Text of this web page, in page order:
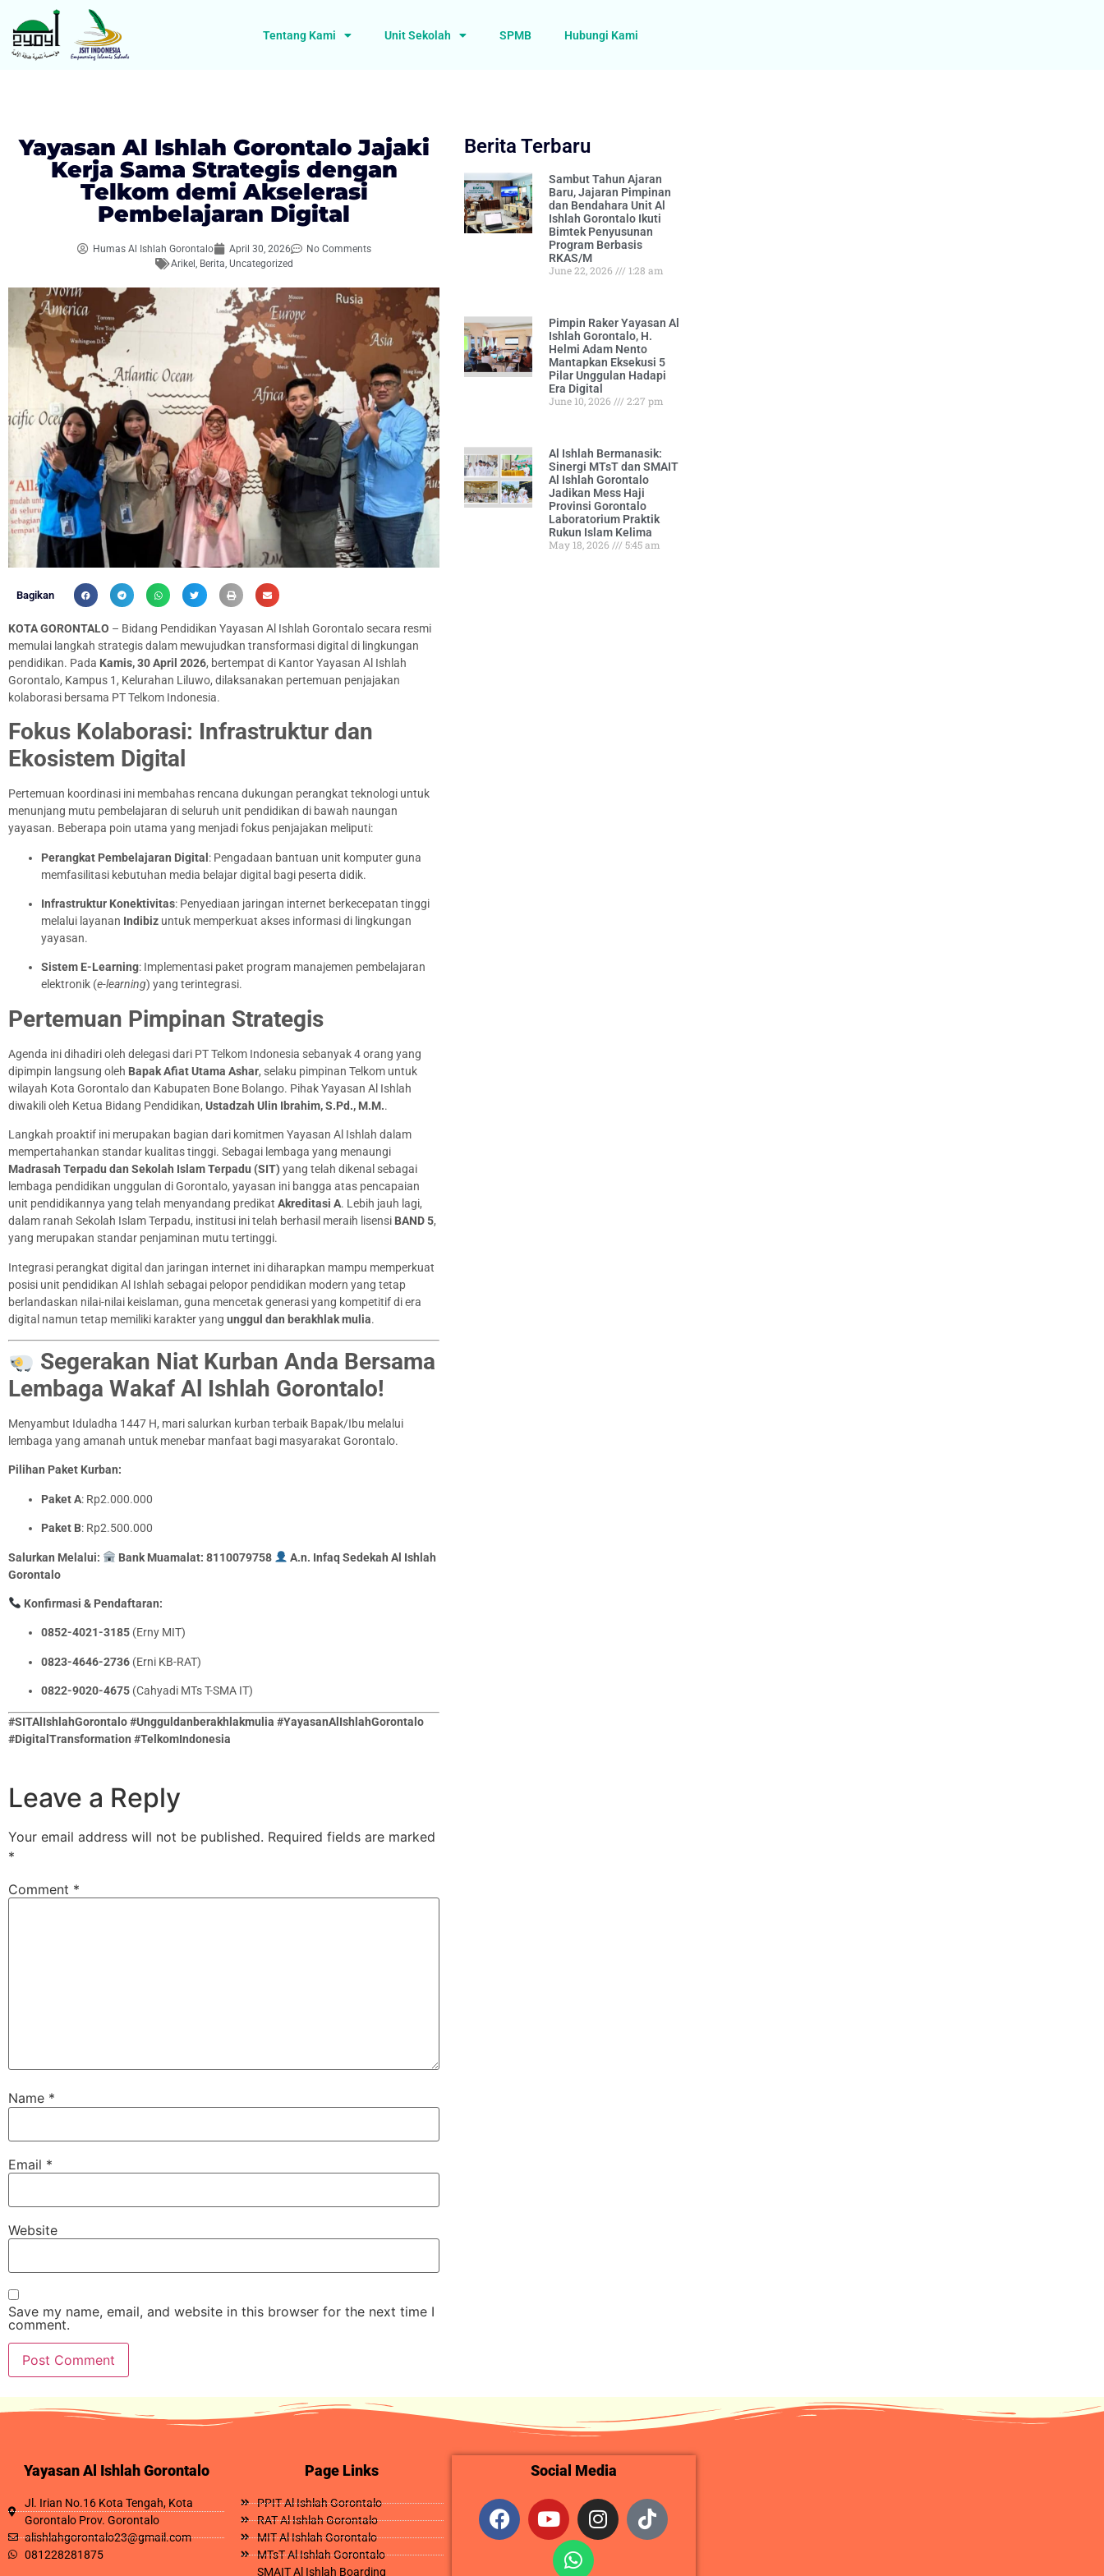
Tentang Kami Unit Sekolah SPMB Hubungi Kami
Yayasan Al Ishlah Gorontalo Jajaki
Kerja Sama Strategis dengan
Telkom demi Akselerasi
Pembelajaran Digital
Humas Al Ishlah Gorontalo April 30, 2026
No Comments
Arikel , Berita, Uncategorized
Bagikan
KOTA GORONTALO – Bidang Pendidikan Yayasan Al Ishlah Gorontalo secara resmi
memulai langkah strategis dalam mewujudkan transformasi digital di lingkungan
pendidikan. Pada Kamis, 30 April 2026, bertempat di Kantor Yayasan Al Ishlah
Gorontalo, Kampus 1, Kelurahan Liluwo, dilaksanakan pertemuan penjajakan
kolaborasi bersama PT Telkom Indonesia.
Fokus Kolaborasi: Infrastruktur dan
Ekosistem Digital
Pertemuan koordinasi ini membahas rencana dukungan perangkat teknologi untuk
menunjang mutu pembelajaran di seluruh unit pendidikan di bawah naungan
yayasan. Beberapa poin utama yang menjadi fokus penjajakan meliputi:
Perangkat Pembelajaran Digital : Pengadaan bantuan unit komputer guna
memfasilitasi kebutuhan media belajar digital bagi peserta didik.
Infrastruktur Konektivitas: Penyediaan jaringan internet berkecepatan tinggi
melalui layanan Indibiz untuk memperkuat akses informasi di lingkungan
yayasan.
Sistem E-Learning: Implementasi paket program manajemen pembelajaran
elektronik (e-learning) yang terintegrasi.
Pertemuan Pimpinan Strategis
Agenda ini dihadiri oleh delegasi dari PT Telkom Indonesia sebanyak 4 orang yang
dipimpin langsung oleh Bapak Afiat Utama Ashar, selaku pimpinan Telkom untuk
wilayah Kota Gorontalo dan Kabupaten Bone Bolango. Pihak Yayasan Al Ishlah
diwakili oleh Ketua Bidang Pendidikan, Ustadzah Ulin Ibrahim, S.Pd., M.M..
Langkah proaktif ini merupakan bagian dari komitmen Yayasan Al Ishlah dalam
mempertahankan standar kualitas tinggi. Sebagai lembaga yang menaungi
Madrasah Terpadu dan Sekolah Islam Terpadu (SIT) yang telah dikenal sebagai
lembaga pendidikan unggulan di Gorontalo, yayasan ini bangga atas pencapaian
unit pendidikannya yang telah menyandang predikat Akreditasi A. Lebih jauh lagi,
dalam ranah Sekolah Islam Terpadu, institusi ini telah berhasil meraih lisensi BAND 5,
yang merupakan standar penjaminan mutu tertinggi.
Integrasi perangkat digital dan jaringan internet ini diharapkan mampu memperkuat
posisi unit pendidikan Al Ishlah sebagai pelopor pendidikan modern yang tetap
berlandaskan nilai-nilai keislaman, guna mencetak generasi yang kompetitif di era
digital namun tetap memiliki karakter yang unggul dan berakhlak mulia.
Segerakan Niat Kurban Anda Bersama
Lembaga Wakaf Al Ishlah Gorontalo!
Menyambut Iduladha 1447 H, mari salurkan kurban terbaik Bapak/Ibu melalui
lembaga yang amanah untuk menebar manfaat bagi masyarakat Gorontalo.
Pilihan Paket Kurban:
Paket A: Rp2.000.000
Paket B: Rp2.500.000
Salurkan Melalui: Bank Muamalat: 8110079758
A.n. Infaq Sedekah Al Ishlah
Gorontalo
Konfirmasi & Pendaftaran:
0852-4021-3185 (Erny MIT)
0823-4646-2736 (Erni KB-RAT)
0822-9020-4675 (Cahyadi MTs T-SMA IT)
#SITAlIshlahGorontalo #Ungguldanberakhlakmulia #YayasanAlIshlahGorontalo
#DigitalTransformation #TelkomIndonesia
Leave a Reply
Your email address will not be published. Required fields are marked
*
Comment *
Name *
Email *
Website
Save my name, email, and website in this browser for the next time I
comment.
Berita Terbaru
Sambut Tahun Ajaran
Baru, Jajaran Pimpinan
dan Bendahara Unit Al
Ishlah Gorontalo Ikuti
Bimtek Penyusunan
Program Berbasis
RKAS/M
June 22, 2026
1:28 am
Pimpin Raker Yayasan Al
Ishlah Gorontalo, H.
Helmi Adam Nento
Mantapkan Eksekusi 5
Pilar Unggulan Hadapi
Era Digital
June 10, 2026
2:27 pm
Al Ishlah Bermanasik:
Sinergi MTsT dan SMAIT
Al Ishlah Gorontalo
Jadikan Mess Haji
Provinsi Gorontalo
Laboratorium Praktik
Rukun Islam Kelima
May 18, 2026
5:45 am
Yayasan Al Ishlah Gorontalo
Jl. Irian No.16 Kota Tengah, Kota
Gorontalo Prov. Gorontalo
alishlahgorontalo23@gmail.com
081228281875
Page Links
PPIT Al Ishlah Gorontalo
RAT Al Ishlah Gorontalo
MIT Al Ishlah Gorontalo
MTsT Al Ishlah Gorontalo
SMAIT Al Ishlah Boarding
Social Media